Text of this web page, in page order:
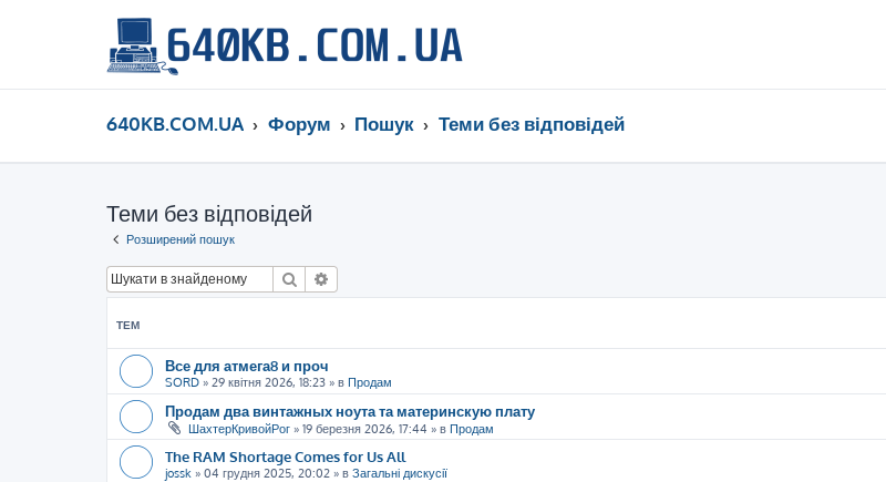
640KB.COM.UA Форум Пошук Теми без відповідей
Теми без відповідей
Розширений пошук
Пошук
ТЕМ
Все для атмега8 и проч
SORD » 29 квітня 2026, 18:23 » в Продам
Продам два винтажных ноута та материнскую плату
ШахтерКривойРог » 19 березня 2026, 17:44 » в Продам
The RAM Shortage Comes for Us All
jossk » 04 грудня 2025, 20:02 » в Загальні дискусії